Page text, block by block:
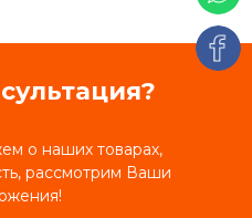
о наших товарах,
рассмотрим Ваши